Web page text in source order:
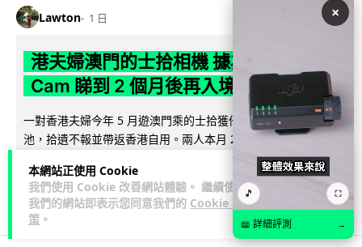
本網站正使用 Cookie
我們使用 Cookie 改善網站體驗。 繼續使用
我們的網站即表示您同意我們的 Cookie 政
策 。
Lawton 1 日
港夫婦澳門的士拾相機 據為己有被的士
Cam 睇到 2 個月後再入境被捕
一對香港夫婦今年 5 月遊澳門乘的士拾獲他人遺留相機及電
池，拾遺不報並帶返香港自用。兩人本月 2 日經港珠澳大橋再
537 75 ↗ 分享
×
🎵 ⛶
📖 詳細評測 →